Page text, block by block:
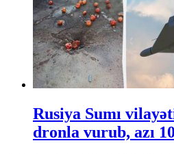
Rusiya Sumı
dronla vurub, azı